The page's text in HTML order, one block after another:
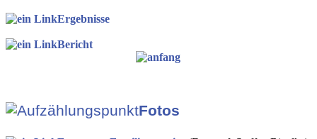
Ergebnisse
Bericht
Fotos